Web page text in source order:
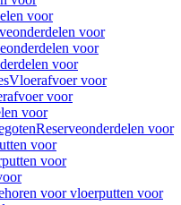
voor
voor
voor
voor
Vloerafvoer voor
voor
voor
Reserveonderdelen voor
voor
voor
voor vloerputten voor